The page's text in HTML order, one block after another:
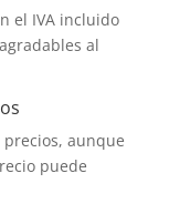
el IVA incluido
al
aunque
puede